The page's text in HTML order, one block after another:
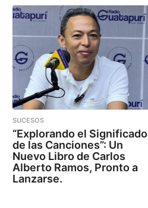
SUCESOS
“Explorando el Significado
de las Canciones”: Un
Nuevo Libro de Carlos
Alberto Ramos, Pronto a
Lanzarse.